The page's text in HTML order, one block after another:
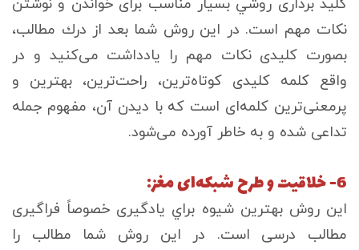
كليد برداری روشي بسيار مناسب برای خواندن و نوشتن
نكات مهم است. در اين روش شما بعد از درك مطالب،
بصورت كليدی نكات مهم را يادداشت می‌كنيد و در
واقع كلمه كليدی كوتاه‌ترين، راحت‌ترين، بهترين و
پرمعنی‌ترين كلمه‌ای است كه با ديدن آن، مفهوم جمله
تداعی شده و به خاطر آورده می‌شود.
6- خلاقيت و طرح شبكه‌ای مغز:
اين روش بهترين شيوه براي يادگيری خصوصاً فراگيری
مطالب درسی است. در اين روش شما مطالب را